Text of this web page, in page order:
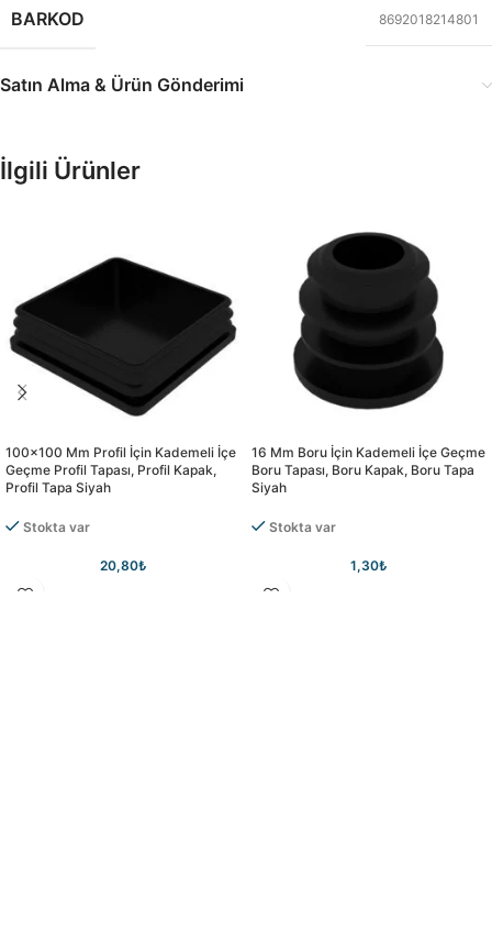
BARKOD
8692018214801
Satın Alma & Ürün Gönderimi
İlgili Ürünler
100×100 Mm Profil İçin Kademeli İçe
Geçme Profil Tapası, Profil Kapak,
Profil Tapa Siyah
Stokta var
20,80₺
16 Mm Boru İçin Kademeli İçe Geçme
Boru Tapası, Boru Kapak, Boru Tapa
Siyah
Stokta var
1,30₺